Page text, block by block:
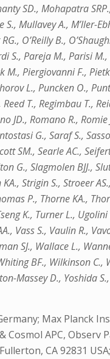
SD., Mohapatra
Mullavey A., M’ller-
O’Reilly B.,
S., Pareja M., Parisi
M., Piergiovanni F.,
L., Puncken O.,
T., Regimbau T.,
JD., Romano R.,
G., Saraf S.,
SM., Searle AC.,
G., Slagmolen BJJ.,
Strigin S., Stroeer
P., Thorne KA.,
K., Turner L.,
Vass S., Vaulin R.,
SJ., Wallace L.,
BF., Wilkinson
Massey D., Yoshida
Max Planck
APC, Observ
CA 92831